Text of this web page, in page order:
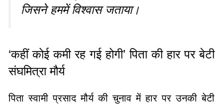
जिसने हममें विश्वास जताया।
‘कहीं कोई कमी रह गई होगी’ पिता की हार पर बेटी
संघमित्रा मौर्य
पिता स्वामी प्रसाद मौर्य की चुनाव में हार पर उनकी बेटी